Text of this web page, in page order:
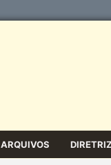
ARQUIVOS